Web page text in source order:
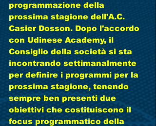
programmazione della
prossima stagione dell'A.C.
Casier Dosson. Dopo l'accordo
con Udinese Academy, il
Consiglio della società si sta
incontrando settimanalmente
per definire i programmi per la
prossima stagione, tenendo
sempre ben presenti due
obiettivi che costituiscono il
focus programmatico della